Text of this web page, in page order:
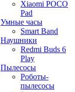
Xiaomi POCO
Pad
Умные часы
Smart Band
Наушники
Redmi Buds 6
Play
Пылесосы
Роботы-
пылесосы